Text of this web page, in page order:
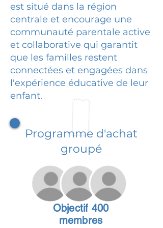
est situé dans la région
centrale et encourage une
communauté parentale active
et collaborative qui garantit
que les familles restent
connectées et engagées dans
l'expérience éducative de leur
enfant.
Programme d'achat
groupé
Objectif 400
membres